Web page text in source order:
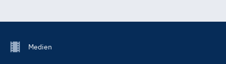
FooterMedien